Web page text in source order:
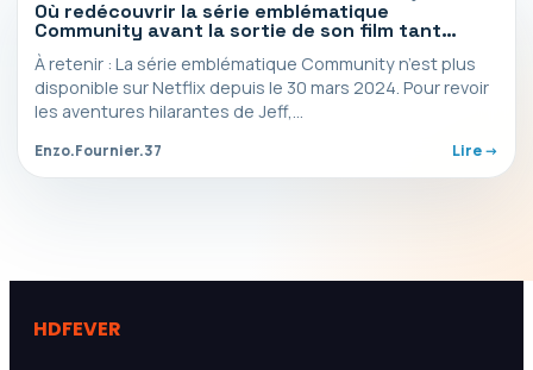
Où redécouvrir la série emblématique
Community avant la sortie de son film tant
attendu ?
À retenir : La série emblématique Community n’est plus
disponible sur Netflix depuis le 30 mars 2024. Pour revoir
les aventures hilarantes de Jeff,…
Enzo.Fournier.37 Lire ->
HDFEVER